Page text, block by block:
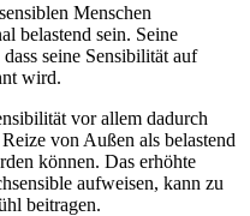
Menschen
belastend sein. Seine
seine Sensibilität auf
wird.
vor allem dadurch
von Außen als belastend
können. Das erhöhte
aufweisen, kann zu
beitragen.